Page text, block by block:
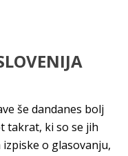
še dandanes bolj
takrat, ki so se jih
izpiske o glasovanju,